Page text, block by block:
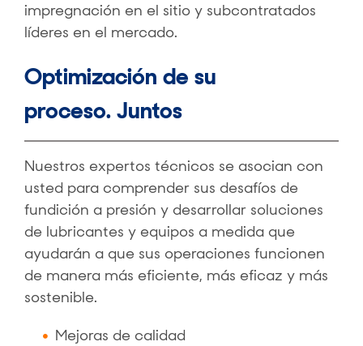
impregnación en el sitio y subcontratados
líderes en el mercado.
Optimización de su
proceso. Juntos
Nuestros expertos técnicos se asocian con
usted para comprender sus desafíos de
fundición a presión y desarrollar soluciones
de lubricantes y equipos a medida que
ayudarán a que sus operaciones funcionen
de manera más eficiente, más eficaz y más
sostenible.
Mejoras de calidad